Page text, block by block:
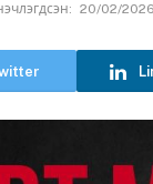
20/02/2026